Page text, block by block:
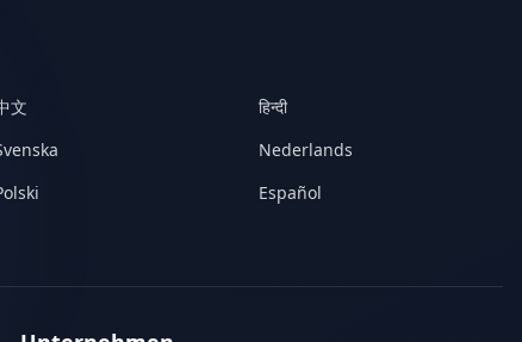
文
हिन्दी
Nederlands
Español